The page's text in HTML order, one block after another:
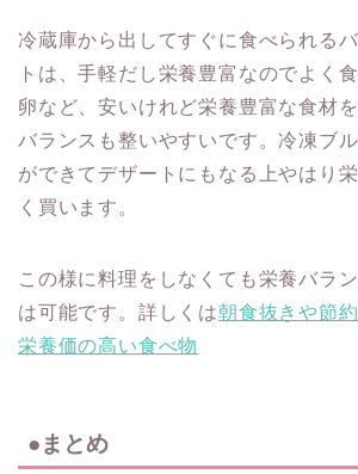
冷蔵庫から出してすぐに食べられる
トは、手軽だし栄養豊富なのでよく
卵など、安いけれど栄養豊富な食材
バランスも整いやすいです。冷凍ブ
ができてデザートにもなる上やはり
く買います。
この様に料理をしなくても栄養バラ
は可能です。詳しくは朝食抜きや節
栄養価の高い食べ物
●まとめ